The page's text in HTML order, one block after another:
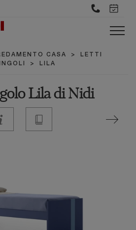
CASA >
LETTI
> LILA
Lila di Nidi